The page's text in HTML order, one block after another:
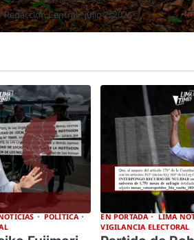
Redacción Central junio 20, 2026
POLÍTICA
EN PORTADA LIMA
VIGILANCIA ELECTORAL